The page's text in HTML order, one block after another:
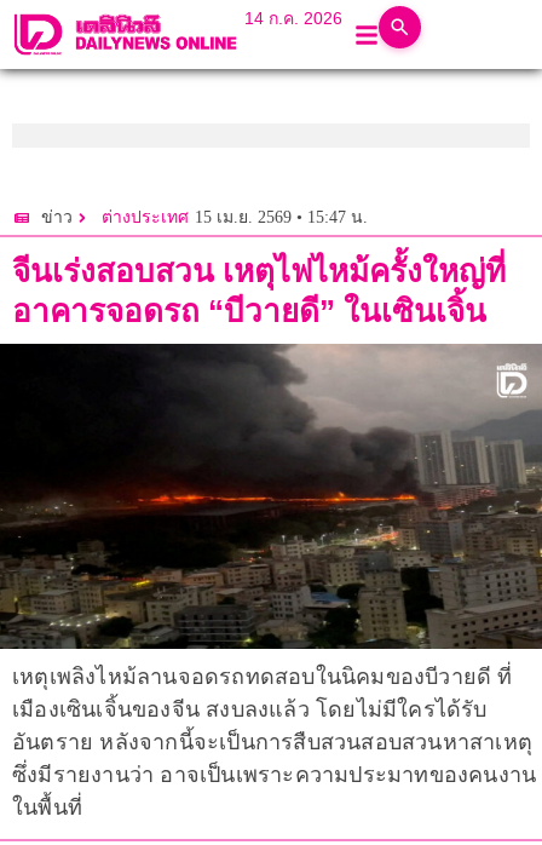
14 ก.ค. 2026
ข่าว ต่างประเทศ 15 เม.ย. 2569 • 15:47 น.
จีนเร่งสอบสวน เหตุไฟไหม้ครั้งใหญ่ที่
อาคารจอดรถ “บีวายดี” ในเซินเจิ้น
เหตุเพลิงไหม้ลานจอดรถทดสอบในนิคมของบีวายดี ที่
เมืองเซินเจิ้นของจีน สงบลงแล้ว โดยไม่มีใครได้รับ
อันตราย หลังจากนี้จะเป็นการสืบสวนสอบสวนหาสาเหตุ
ซึ่งมีรายงานว่า อาจเป็นเพราะความประมาทของคนงาน
ในพื้นที่